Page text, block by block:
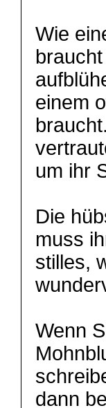
Wie
einem
um ihr
Die
muss
stilles,
Wenn
dann